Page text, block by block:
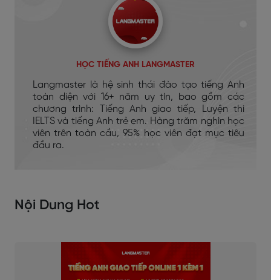
HỌC TIẾNG ANH LANGMASTER
Langmaster là hệ sinh thái đào tạo tiếng Anh
toàn diện với 16+ năm uy tín, bao gồm các
chương trình: Tiếng Anh giao tiếp, Luyện thi
IELTS và tiếng Anh trẻ em. Hàng trăm nghìn học
viên trên toàn cầu, 95% học viên đạt mục tiêu
đầu ra.
Nội Dung Hot